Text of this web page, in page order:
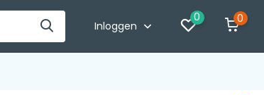
Inloggen
0 0